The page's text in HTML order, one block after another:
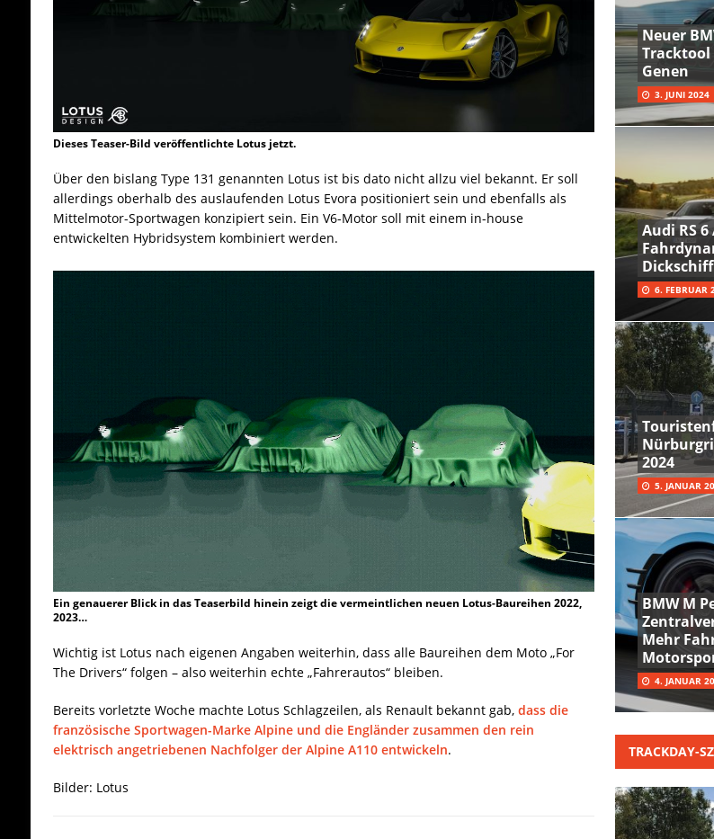
Dieses Teaser-Bild veröffentlichte Lotus jetzt.
Über den bislang Type 131 genannten Lotus ist bis dato nicht allzu viel bekannt. Er soll
allerdings oberhalb des auslaufenden Lotus Evora positioniert sein und ebenfalls als
Mittelmotor-Sportwagen konzipiert sein. Ein V6-Motor soll mit einem in-house
entwickelten Hybridsystem kombiniert werden.
Ein genauerer Blick in das Teaserbild hinein zeigt die vermeintlichen neuen Lotus-Baureihen 2022,
2023…
Wichtig ist Lotus nach eigenen Angaben weiterhin, dass alle Baureihen dem Moto „For
The Drivers“ folgen – also weiterhin echte „Fahrerautos“ bleiben.
Bereits vorletzte Woche machte Lotus Schlagzeilen, als Renault bekannt gab, dass die
französische Sportwagen-Marke Alpine und die Engländer zusammen den rein
elektrisch angetriebenen Nachfolger der Alpine A110 entwickeln.
Bilder: Lotus
Neuer
Genen
3. JUNI 2024
Audi RS
Dickschiff
6. FEBRUAR
2024
5. JANUAR
BMW M
Mehr
4. JANUAR
TRACKDAY-